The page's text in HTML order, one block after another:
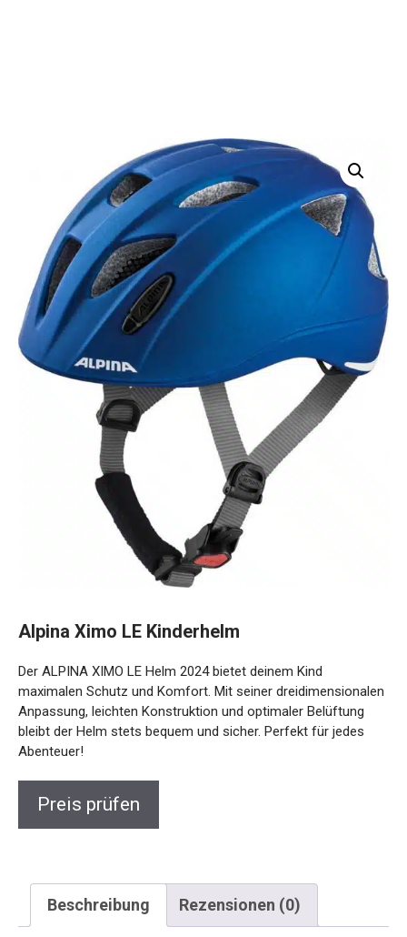
maximalen Schutz und Komfort. Mit seiner
dreidimensionalen Anpassung, leichten Konstruktion und
optimaler Belüftung bleibt der Helm stets bequem und
sicher. Perfekt für jedes Abenteuer!
Preis prüfen
Beschreibung Rezensionen (0)